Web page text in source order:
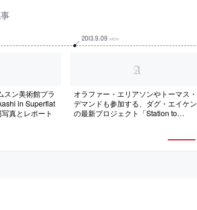
スン美術館プラ
in Superflat
真とレポート
2013.9.09 MON
オラファー・エリアソンやトーマス・
デマンドも参加する、ダグ・エイケン
の最新プロジェクト「Station to